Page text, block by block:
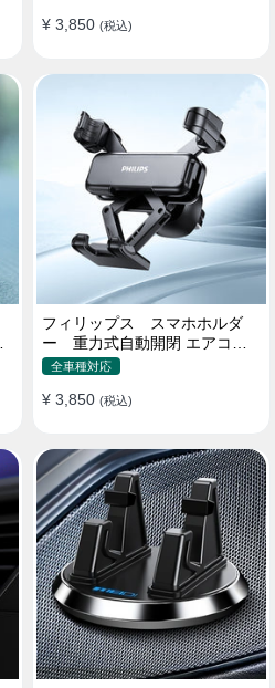
¥ 3,850 (税込)
フィリップス スマホホルダ
ー 重力式自動開閉 エアコン
吹き出し口用 クリップ式 車
全車種対応
¥ 3,850 (税込)